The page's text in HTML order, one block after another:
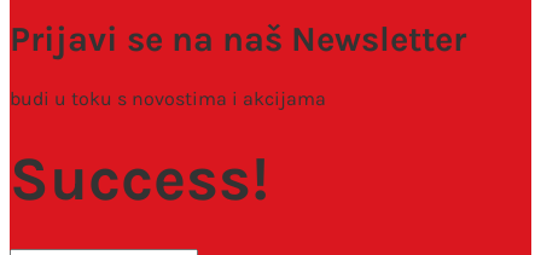
Prijavi se na naš Newsletter
budi u toku s novostima i akcijama
Success!